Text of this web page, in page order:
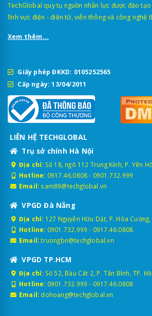
TechGlobal quy tụ nguồn nhân lực được đào
lĩnh vực điện - điện tử, viễn thông và công nghệ
Xem thêm...
Giấy phép ĐKKD: 0105252565
Cấp ngày: 13/04/2011
LIÊN HỆ TECHGLOBAL
Trụ sở chính Hà Nội
Địa chỉ: Số 18, ngõ 112 Trung Kính, P. Yên
Hotline: 0917.46.0808- 0901.732.999
Email: sam89@techglobal.vn
VPGD Đà Nẵng
Địa chỉ: 127 Nguyễn Hữu Dật, P. Hòa
Hotline: 0901.732.999 - 0917.46.0808
Email: truongbn@techglobal.vn
VPGD TP.HCM
Địa chỉ: Số 52, Bàu Cát 2, P. Tân Bình, TP.
Hotline: 0901.732.999 - 0917.46.0808
Email: dohoang@techglobal.vn